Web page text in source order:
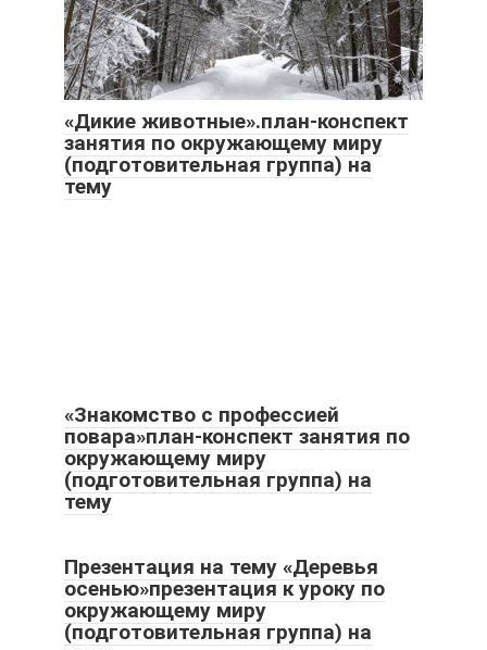
«Дикие животные».план-конспект
занятия по окружающему миру
(подготовительная группа) на
тему
«Знакомство с профессией
повара»план-конспект занятия по
окружающему миру
(подготовительная группа) на
тему
Презентация на тему «Деревья
осенью»презентация к уроку по
окружающему миру
(подготовительная группа) на